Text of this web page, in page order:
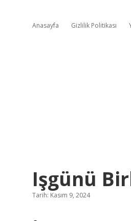
Anasayfa Gizlilik Politikası
Işgünü
Tarih: Kasım 9, 2024